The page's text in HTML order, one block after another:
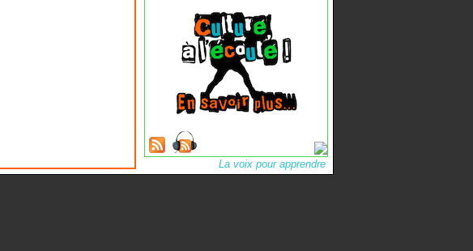
La voix pour apprendre